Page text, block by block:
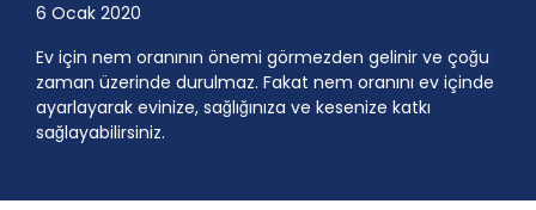
6 Ocak 2020
Ev için nem oranının önemi görmezden gelinir ve çoğu
zaman üzerinde durulmaz. Fakat nem oranını ev içinde
ayarlayarak evinize, sağlığınıza ve kesenize katkı
sağlayabilirsiniz.